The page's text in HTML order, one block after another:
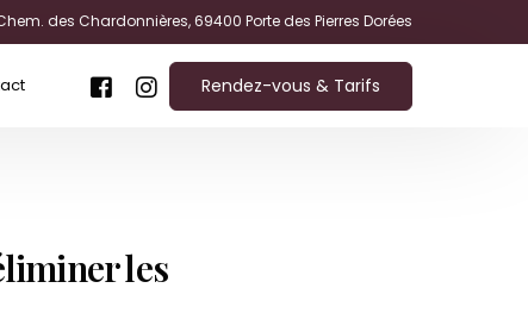
des Chardonnières, 69400 Porte des Pierres Dorées
Rendez-vous & Tarifs
les